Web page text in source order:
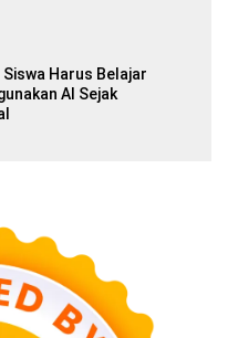
Harus Belajar
AI Sejak